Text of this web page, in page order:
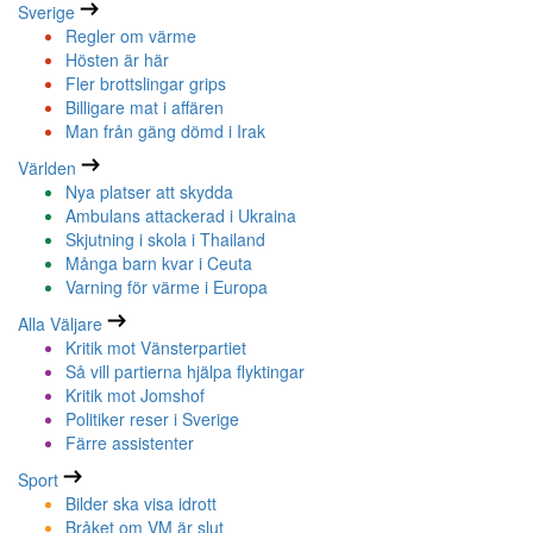
Sverige
Regler om värme
Hösten är här
Fler brottslingar grips
Billigare mat i affären
Man från gäng dömd i Irak
Världen
Nya platser att skydda
Ambulans attackerad i Ukraina
Skjutning i skola i Thailand
Många barn kvar i Ceuta
Varning för värme i Europa
Alla Väljare
Kritik mot Vänsterpartiet
Så vill partierna hjälpa flyktingar
Kritik mot Jomshof
Politiker reser i Sverige
Färre assistenter
Sport
Bilder ska visa idrott
Bråket om VM är slut